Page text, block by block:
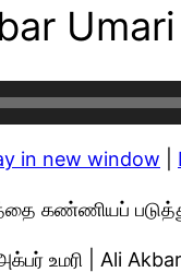
in new window
கண்ணியப்
உமரி | Ali